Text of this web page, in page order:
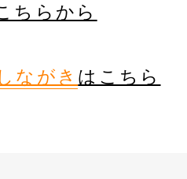
ちらから
ながき はこちら